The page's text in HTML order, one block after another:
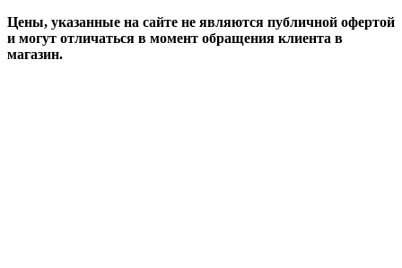
Цены, указанные на сайте не являются публичной офертой
и могут отличаться в момент обращения клиента в
магазин.